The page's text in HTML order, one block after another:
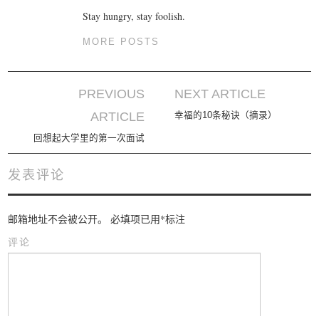
Stay hungry, stay foolish.
MORE POSTS
Post navigation
PREVIOUS
ARTICLE
回想起大学里的第一次面试
NEXT ARTICLE
幸福的10条秘诀（摘录）
发表评论
邮箱地址不会被公开。 必填项已用*标注
评论